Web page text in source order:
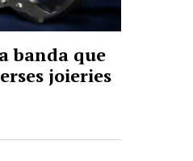
banda que
joieries